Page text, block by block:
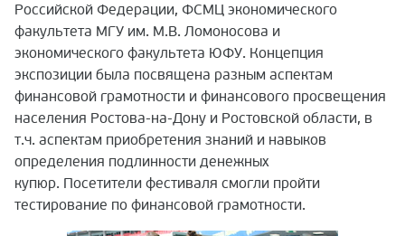
Российской Федерации, ФСМЦ экономического
факультета МГУ им. М.В. Ломоносова и
экономического факультета ЮФУ. Концепция
экспозиции была посвящена разным аспектам
финансовой грамотности и финансового просвещения
населения Ростова-на-Дону и Ростовской области, в
т.ч. аспектам приобретения знаний и навыков
определения подлинности денежных
купюр. Посетители фестиваля смогли пройти
тестирование по финансовой грамотности.